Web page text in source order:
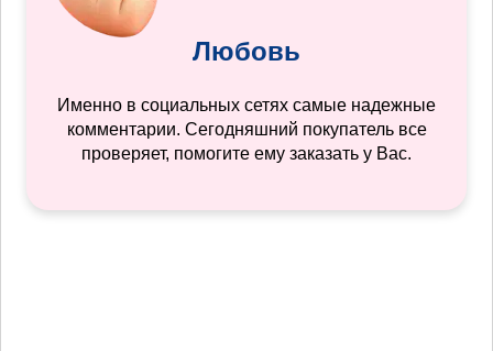
Любовь
Именно в социальных сетях самые надежные
комментарии. Сегодняшний покупатель все
проверяет, помогите ему заказать у Вас.